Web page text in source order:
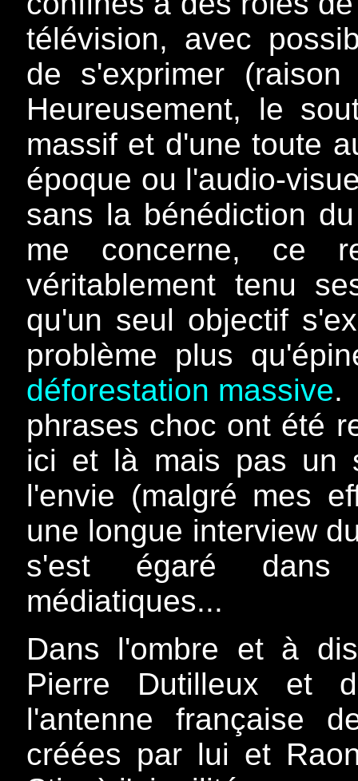
télévision, avec
de s'exprimer
Heureusement, le
massif et d'une toute
époque ou l'audio-
sans la bénédiction
me concerne, ce
véritablement tenu
qu'un seul objectif
problème plus
déforestation massive.
phrases choc ont été
ici et là mais pas un
l'envie (malgré mes
une longue interview
s'est égaré dans
médiatiques...
Dans l'ombre et à
Pierre Dutilleux et
l'antenne française
créées par lui et